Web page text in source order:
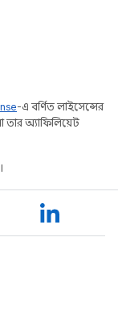
-এ বর্ণিত লাইসেন্সের
অ্যাফিলিয়েট